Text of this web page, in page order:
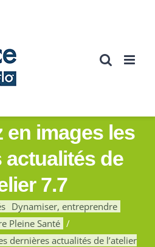
en images les
actualités de
7.7
Dynamiser, entreprendre
Pleine Santé
dernières actualités de l’atelier